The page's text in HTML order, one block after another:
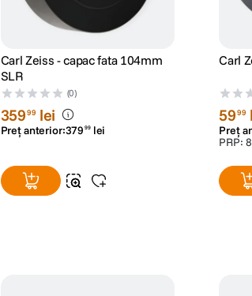
Carl Zeiss - capac fata 104mm
SLR
(0)
35999 lei
Preț anterior:379 99 lei
Carl
5999
Preț
PRP: